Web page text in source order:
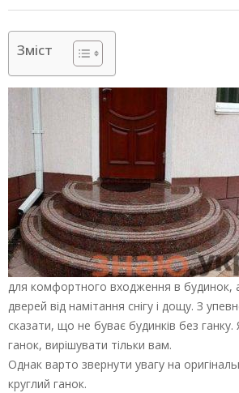
Зміст
для комфортного входження в будинок,
дверей від намітання снігу і дощу. З
сказати, що не буває будинків без
ганок, вирішувати тільки вам.
Однак варто звернути увагу на
круглий ганок.